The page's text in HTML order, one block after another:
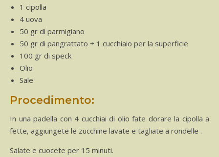
1 cipolla
4 uova
50 gr di parmigiano
50 gr di pangrattato + 1 cucchiaio per la superficie
100 gr di speck
Olio
Sale
Procedimento:
In una padella con 4 cucchiai di olio fate dorare la cipolla a
fette, aggiungete le zucchine lavate e tagliate a rondelle .
Salate e cuocete per 15 minuti.